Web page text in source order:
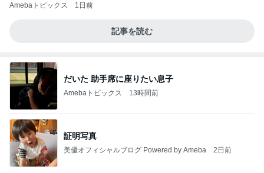
Amebaトピックス 1日前
記事を読む
だいた 助手席に座りたい息子
Amebaトピックス 13時間前
証明写真
美優オフィシャルブログ Powered by Ameba 2日前